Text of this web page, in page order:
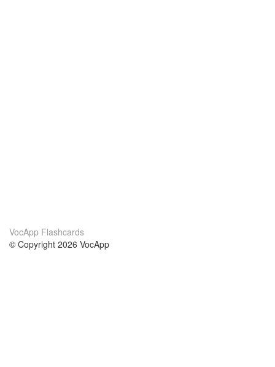
VocApp Flashcards
© Copyright 2026 VocApp